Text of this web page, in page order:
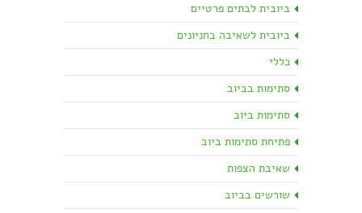
ביובית לבתים פרטיים
ביובית לשאיבה בחניונים
כללי
סתימות בביוב
סתימות ביוב
פתיחת סתימות ביוב
שאיבת הצפות
שורשים בביוב